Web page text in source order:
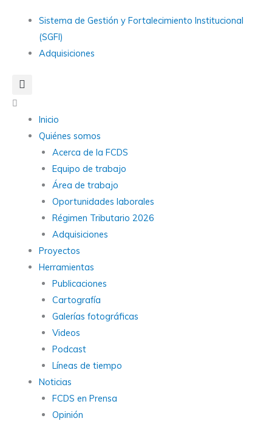
contenido
Main
Sistema de Gestión y Fortalecimiento Institucional
(SGFI)
Adquisiciones
Main
Menu
Inicio
Quiénes somos
Acerca de la FCDS
Equipo de trabajo
Área de trabajo
Oportunidades laborales
Régimen Tributario 2026
Adquisiciones
Proyectos
Herramientas
Publicaciones
Cartografía
Galerías fotográficas
Videos
Podcast
Líneas de tiempo
Noticias
FCDS en Prensa
Opinión